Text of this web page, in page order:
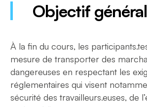
Objectif général
À la fin du cours, les
mesure de transporter des
dangereuses en respectant les
réglementaires qui visent
sécurité des travailleurs.euses, de